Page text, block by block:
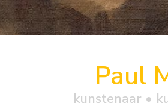
Paul
kunstenaar •